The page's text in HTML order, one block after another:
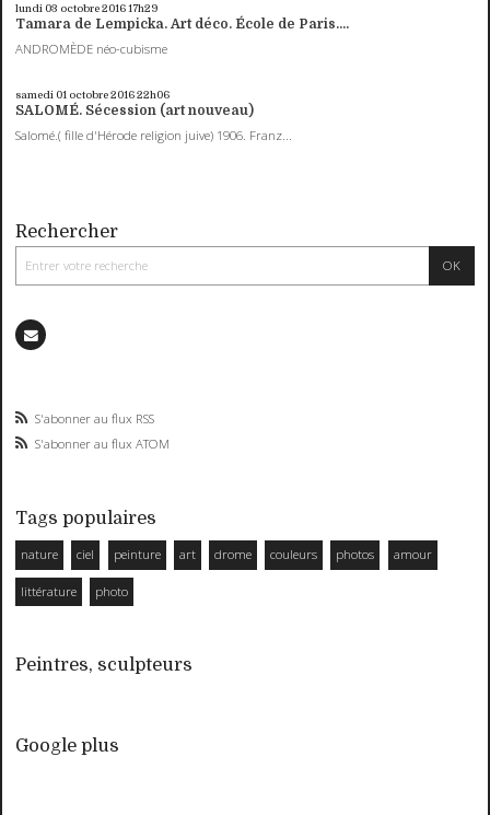
lundi 03 octobre 201617h29
Tamara de Lempicka. Art déco. École de Paris....
ANDROMÈDE néo-cubisme
samedi 01 octobre 201622h06
SALOMÉ. Sécession (art nouveau)
Salomé.( fille d'Hérode religion juive) 1906. Franz...
Rechercher
S'abonner au flux RSS
S'abonner au flux ATOM
Tags populaires
nature ciel peinture art drome couleurs photos amour
littérature photo
Peintres, sculpteurs
Google plus